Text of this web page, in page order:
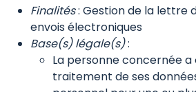
Finalités: Gestion de la lettre
envois électroniques
Base(s) légale(s):
La personne concernée a
traitement de ses